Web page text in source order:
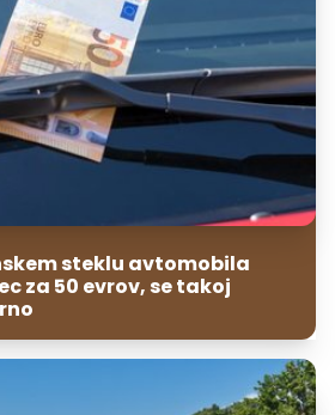
steklu avtomobila
za 50 evrov, se takoj